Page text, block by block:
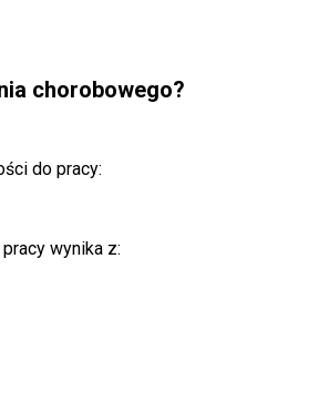
chorobowego?
do pracy:
wynika z: